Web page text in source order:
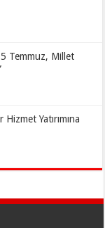
Temmuz, Millet
Yatırımına